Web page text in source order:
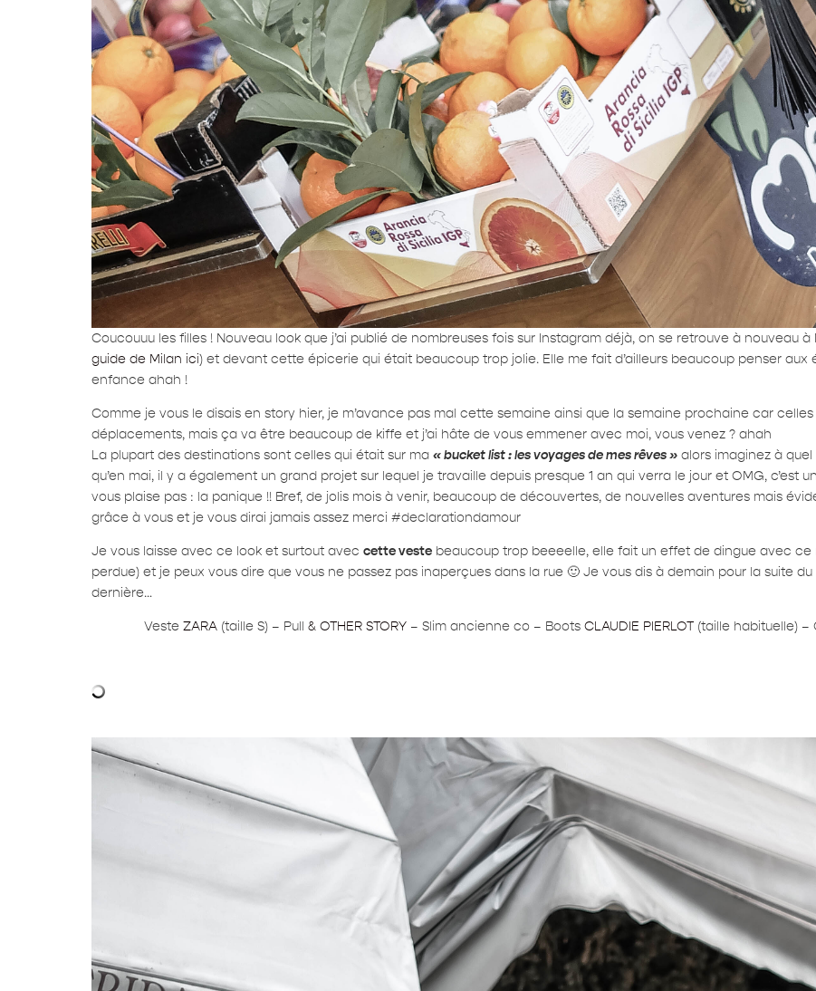
Coucouuu les filles ! Nouveau look que j’ai publié de nombreuses fois sur Instagram déjà, on se retrouve à nouveau
guide de Milan ici) et devant cette épicerie qui était beaucoup trop jolie. Elle me fait d’ailleurs beaucoup penser
enfance ahah !
Comme je vous le disais en story hier, je m’avance pas mal cette semaine ainsi que la semaine prochaine car
déplacements, mais ça va être beaucoup de kiffe et j’ai hâte de vous emmener avec moi, vous venez ? ahah
La plupart des destinations sont celles qui était sur ma « bucket list : les voyages de mes rêves »alors imaginez à quel
qu’en mai, il y a également un grand projet sur lequel je travaille depuis presque 1 an qui verra le jour et OMG, c’est
vous plaise pas : la panique !! Bref, de jolis mois à venir, beaucoup de découvertes, de nouvelles aventures mais
grâce à vous et je vous dirai jamais assez merci #declarationdamour
Je vous laisse avec ce look et surtout avec cette vestebeaucoup trop beeeelle, elle fait un effet de dingue avec ce
perdue) et je peux vous dire que vous ne passez pas inaperçues dans la rue 🙂 Je vous dis à demain pour la suite du
dernière…
VesteZARA (taille S) – Pull& OTHER STORY – Slim ancienne co – BootsCLAUDIE PIERLOT (taille habituelle)